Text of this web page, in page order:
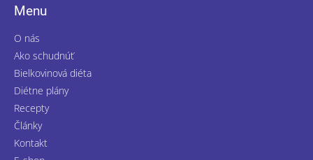
Menu
O nás
Ako schudnúť
Bielkovinová diéta
Diétne plány
Recepty
Články
Kontakt